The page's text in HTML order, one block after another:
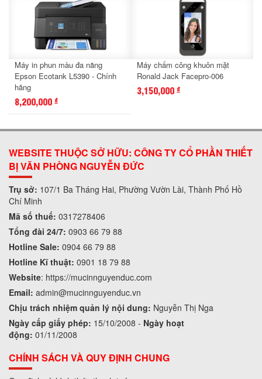
Máy in phun màu đa năng
Epson Ecotank L5390 - Chính
hãng
8,200,000 đ
Máy chấm công khuôn mặt
Ronald Jack Facepro-006
3,150,000 đ
WEBSITE THUỘC SỞ HỮU: CÔNG TY CỔ PHẦN THIẾT
BỊ VĂN PHÒNG NGUYỄN ĐỨC
Trụ sở: 107/1 Ba Tháng Hai, Phường Vườn Lài, Thành Phố Hồ
Chí Minh
Mã số thuế: 0317278406
Tổng đài 24/7: 0903 66 79 88
Hotline Sale: 0904 66 79 88
Hotline Kĩ thuật: 0901 18 79 88
Website: https://mucinnguyenduc.com
Email: admin@mucinnguyenduc.vn
Chịu trách nhiệm quản lý nội dung: Nguyễn Thị Nga
Ngày cấp giấy phép: 15/10/2008 - Ngày hoạt
động: 01/11/2008
CHÍNH SÁCH VÀ QUY ĐỊNH CHUNG